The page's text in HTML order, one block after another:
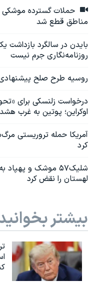
حملات گسترده موشکی
مناطق قطع شد
بایدن در سالگرد بازداشت
روزنامه‌نگاری جرم نیست
روسیه طرح صلح پیشنهادی
اوکراین؛ پوتین به غرب
آمریکا حمله تروریستی
کرد
شلیک۵۷ موشک و
لهستان را نقض کرد
بیشتر